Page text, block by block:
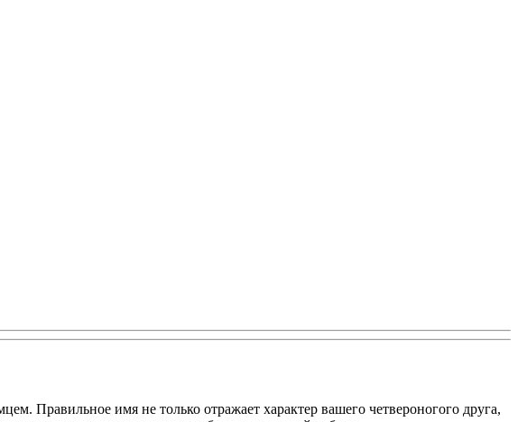
Правильное имя не только отражает характер вашего четвероногого друга,